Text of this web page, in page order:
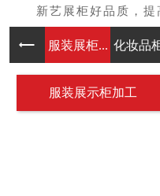
服装展柜... 化妆品
服装展示柜加工